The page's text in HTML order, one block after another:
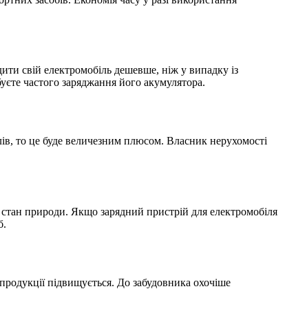
свій електромобіль дешевше, ніж у випадку із
частого заряджання його акумулятора.
то це буде величезним плюсом. Власник нерухомості
стан природи. Якщо зарядний пристрій для електромобіля
підвищується. До забудовника охочіше